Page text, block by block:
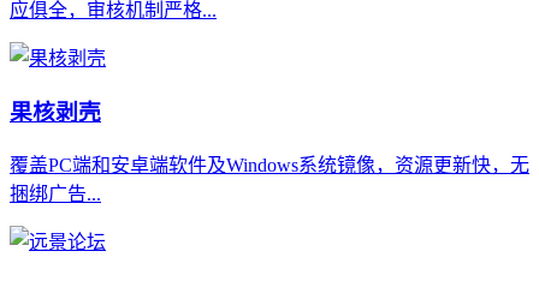
应俱全，审核机制严格...
果核剥壳
覆盖PC端和安卓端软件及Windows系统镜像，资源更新快，无
捆绑广告...